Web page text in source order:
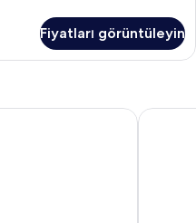
Fiyatları görüntüleyin
Regala